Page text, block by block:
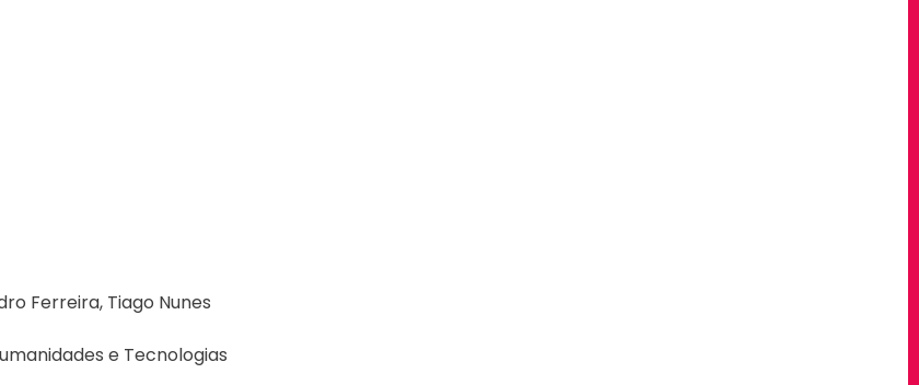
Ferreira, Tiago Nunes
e Tecnologias